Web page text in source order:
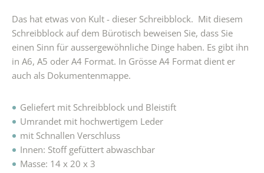
Das hat etwas von Kult - dieser Schreibblock. Mit diesem
Schreibblock auf dem Bürotisch beweisen Sie, dass Sie
einen Sinn für aussergewöhnliche Dinge haben. Es gibt ihn
in A6, A5 oder A4 Format. In Grösse A4 Format dient er
auch als Dokumentenmappe.
Geliefert mit Schreibblock und Bleistift
Umrandet mit hochwertigem Leder
mit Schnallen Verschluss
Innen: Stoff gefüttert abwaschbar
Masse: 14 x 20 x 3